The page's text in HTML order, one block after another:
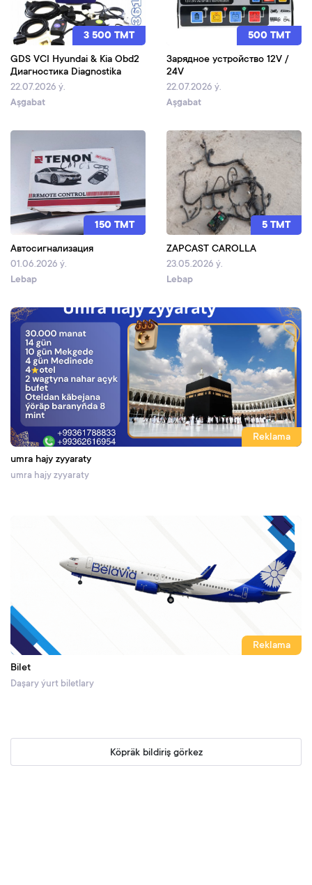
3 500 TMT
GDS VCI Hyundai & Kia Obd2
Диагностика Diagnostika
22.07.2026 ý.
Aşgabat
500 TMT
Зарядное устройство 12V /
24V
22.07.2026 ý.
Aşgabat
150 TMT
Автосигнализация
01.06.2026 ý.
Lebap
5 TMT
ZAPCAST CAROLLA
23.05.2026 ý.
Lebap
Reklama
umra hajy zyyaraty
umra hajy zyyaraty
Reklama
Bilet
Daşary ýurt biletlary
Köpräk bildiriş görkez